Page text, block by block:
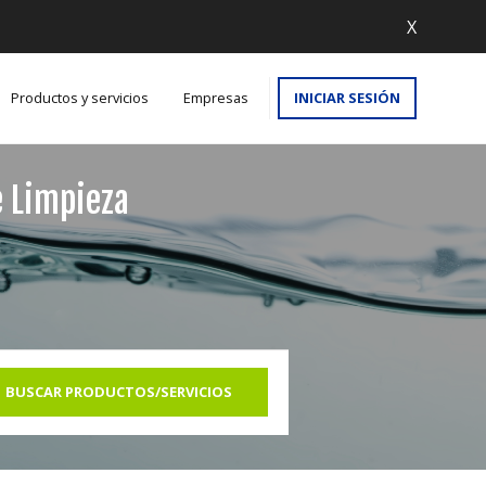
X
Productos y servicios Empresas INICIAR SESIÓN
BUSCAR PRODUCTOS/SERVICIOS